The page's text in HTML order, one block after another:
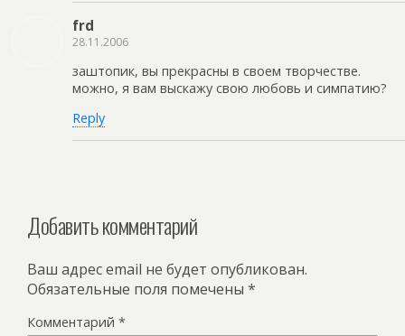
frd
28.11.2006
заштопик, вы прекрасны в своем творчестве.
можно, я вам выскажу свою любовь и симпатию?
Reply
Добавить комментарий
Ваш адрес email не будет опубликован.
Обязательные поля помечены *
Комментарий *